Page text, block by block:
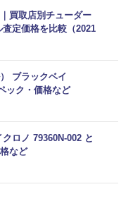
買取店別チューダー
査定価格を比較（2021
ブラックベイ
ック・価格など
ロノ 79360N-002 と
など